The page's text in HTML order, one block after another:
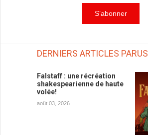
DERNIERS ARTICLES PARUS
Falstaff : une récréation
shakespearienne de haute
volée!
août 03, 2026